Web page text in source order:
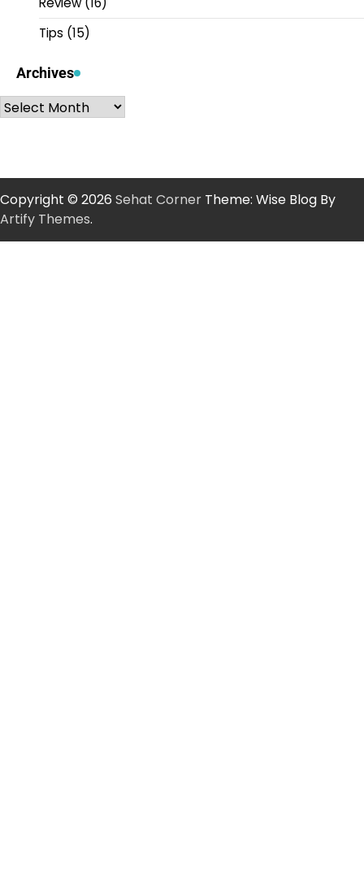
Tips (15)
Archives
Archives
Copyright © 2026 Sehat Corner Theme: Wise Blog By
Artify Themes.